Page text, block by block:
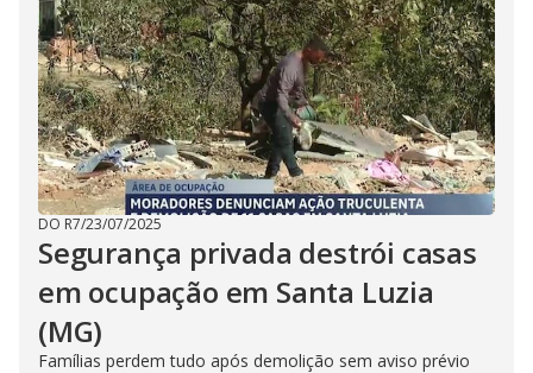
DO R7/23/07/2025
Segurança privada destrói casas
em ocupação em Santa Luzia
(MG)
Famílias perdem tudo após demolição sem aviso prévio